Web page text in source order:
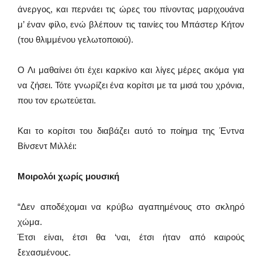
άνεργος, και περνάει τις ώρες του πίνοντας μαριχουάνα
μ’ έναν φίλο, ενώ βλέπουν τις ταινίες του Μπάστερ Κήτον
(του θλιμμένου γελωτοποιού).
Ο Λι μαθαίνει ότι έχει καρκίνο και λίγες μέρες ακόμα για
να ζήσει. Τότε γνωρίζει ένα κορίτσι με τα μισά του χρόνια,
που τον ερωτεύεται.
Και το κορίτσι του διαβάζει αυτό το ποίημα της Έντνα
Βίνσεντ Μιλλέι:
Μοιρολόι χωρίς μουσική
“Δεν αποδέχομαι να κρύβω αγαπημένους στο σκληρό
χώμα.
Έτσι είναι, έτσι θα ‘ναι, έτσι ήταν από καιρούς
ξεχασμένους.